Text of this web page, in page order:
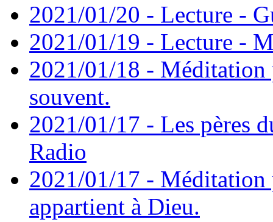
2021/01/20 - Lecture -
2021/01/19 - Lecture -
2021/01/18 - Méditation
souvent.
2021/01/17 - Les pères
Radio
2021/01/17 - Méditation
appartient à Dieu.